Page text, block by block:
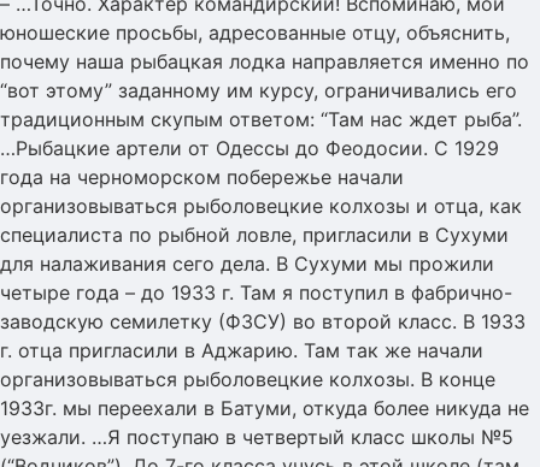
юношеские просьбы, адресованные отцу, объяснить,
почему наша рыбацкая лодка направляется именно по
“вот этому” заданному им курсу, ограничивались его
традиционным скупым ответом: “Там нас ждет рыба”.
…Рыбацкие артели от Одессы до Феодосии. С 1929
года на черноморском побережье начали
организовываться рыболовецкие колхозы и отца, как
специалиста по рыбной ловле, пригласили в Сухуми
для налаживания сего дела. В Сухуми мы прожили
четыре года – до 1933 г. Там я поступил в фабрично-
заводскую семилетку (ФЗСУ) во второй класс. В 1933
г. отца пригласили в Аджарию. Там так же начали
организовываться рыболовецкие колхозы. В конце
1933г. мы переехали в Батуми, откуда более никуда не
уезжали. …Я поступаю в четвертый класс школы №5